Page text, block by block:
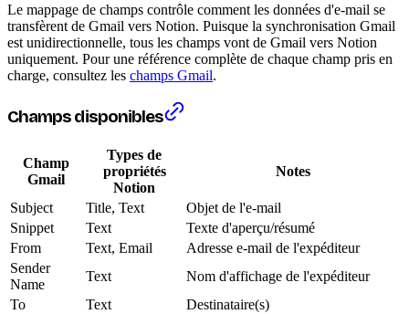
Le mappage de champs contrôle comment les données d'e-mail se
transfèrent de Gmail vers Notion. Puisque la synchronisation Gmail
est unidirectionnelle, tous les champs vont de Gmail vers Notion
uniquement. Pour une référence complète de chaque champ pris en
charge, consultez les champs Gmail.
Champs disponibles
Champ
Gmail
Types de
propriétés
Notion
Notes
Subject Title, Text
Objet de l'e-mail
Snippet
Text
Texte d'aperçu/résumé
From
Text, Email
Adresse e-mail de l'expéditeur
Sender
Name
Text
Nom d'affichage de l'expéditeur
To
Text
Destinataire(s)